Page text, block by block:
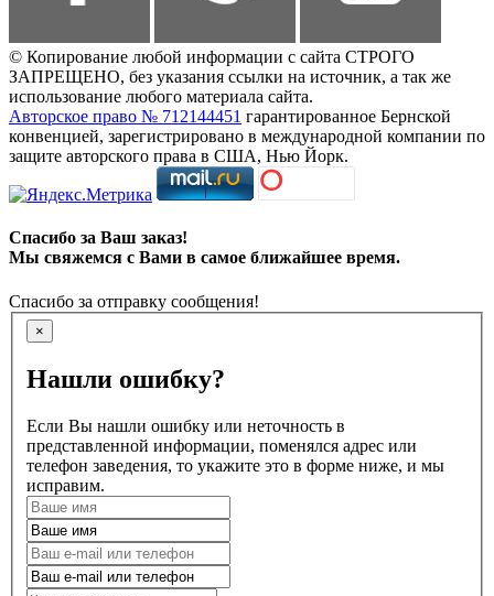
© Копирование любой информации с сайта СТРОГО
ЗАПРЕЩЕНО, без указания ссылки на источник, а так же
использование любого материала сайта.
Авторское право № 712144451 гарантированное Бернской
конвенцией, зарегистрировано в международной компании по
защите авторского права в США, Нью Йорк.
Спасибо за Ваш заказ!
Мы свяжемся с Вами в самое ближайшее время.
Спасибо за отправку сообщения!
×
Нашли ошибку?
Если Вы нашли ошибку или неточность в
представленной информации, поменялся адрес или
телефон заведения, то укажите это в форме ниже, и мы
исправим.